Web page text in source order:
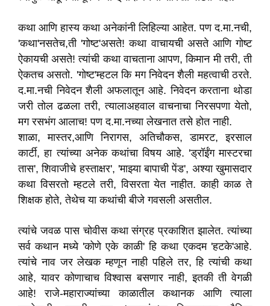
कथा आणि हास्य कथा अनेकांनी लिहिल्या आहेत. पण द.मा.नची,
'कथा'नसतेच,ती 'गोष्ट'असते! कथा वाचायची असते आणि गोष्ट
ऐकायची असते! त्यांची कथा वाचताना आपण, किमान मी तरी, ती
ऐकतच असतो. 'गोष्ट'म्हटल कि मग निवेदन शैली महत्वाची ठरते.
द.मा.नची निवेदन शैली अफलातून आहे. निवेदन करताना थोडा
जरी तोल ढळला तरी, त्यालाअहवाल वाचनाचा निरसपणा येतो,
मग रसभंग आलाच! पण द.मा.नच्या लेखनात तसे होत नाही.
शाळा, मास्तर,आणि निरागस, अतिचौकस, डामरट, इरसाल
कार्टी, हा त्यांच्या अनेक कथांचा विषय आहे. 'ड्रॉईंग मास्टरचा
तास', शिवाजीचे हस्ताक्षर', 'माझ्या बापाची पेंड', अश्या खुमासदार
कथा विसरतो म्हटले तरी, विसरता येत नाहीत. काही काळ ते
शिक्षक होते, तेथेच या कथांची बीजे गवसली असतील.
त्यांचे जवळ पास चोवीस कथा संग्रह प्रकाशित झालेत. त्यांच्या
सर्व कथान मध्ये 'कोणे एके काळी' हि कथा एकदम 'हटके'आहे.
त्यांचे नाव जर लेखक म्हणून नाही पहिले तर, हि त्यांची कथा
आहे, यावर कोणाचाच विश्वास बसणार नाही, इतकी ती वेगळी
आहे! राजे-महाराज्यांच्या काळातील कथानक आणि त्याला